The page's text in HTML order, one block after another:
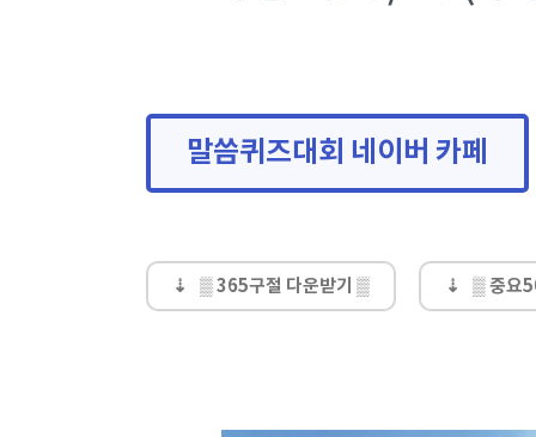
말씀퀴즈대회 네이버 카페
▒ 365구절 다운받기 ▒ ▒ 중요